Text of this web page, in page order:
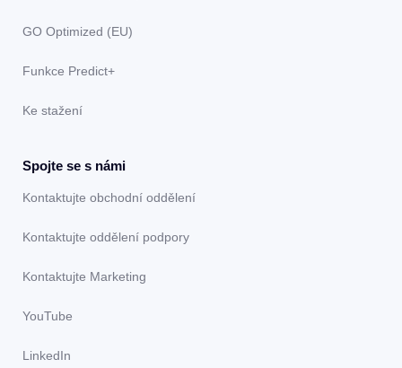
GO Optimized (EU)
Funkce Predict+
Ke stažení
Spojte se s námi
Kontaktujte obchodní oddělení
Kontaktujte oddělení podpory
Kontaktujte Marketing
YouTube
LinkedIn